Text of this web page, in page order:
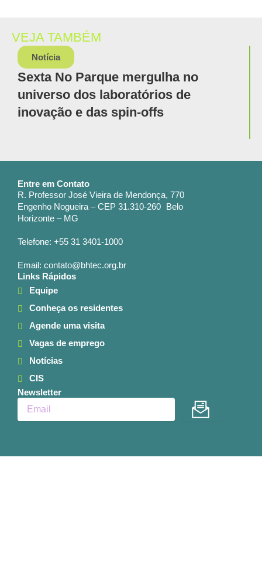
VEJA TAMBÉM
Notícia
Sexta No Parque mergulha no
universo dos laboratórios de
inovação e das spin-offs
Entre em Contato
R. Professor José Vieira de Mendonça, 770
Engenho Nogueira – CEP 31.310-260 Belo
Horizonte – MG
Telefone: +55 31 3401-1000
Email: contato@bhtec.org.br
Links Rápidos
Equipe
Conheça os residentes
Agende uma visita
Vagas de emprego
Notícias
CIS
Newsletter
Enviar